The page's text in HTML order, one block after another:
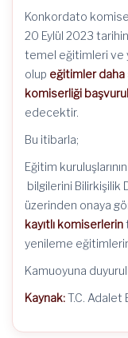
Konkordato
20 Eylül 2023
temel eğitimleri ve
olup eğitimler
komiserliği
edecektir.
Bu itibarla;
Eğitim
bilgilerini Bilirkişilik
üzerinden onaya
kayıtlı komiserlerin
yenileme
Kamuoyuna
Kaynak:T.C. Adalet